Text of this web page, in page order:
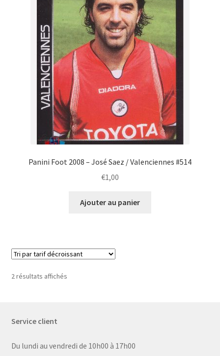
Panini Foot 2008 – José Saez / Valenciennes #514
€1,00
Ajouter au panier
2 résultats affichésTrié
Service client
Du lundi au vendredi de 10h00 à 17h00